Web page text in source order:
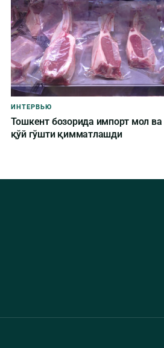
ИНТЕРВЬЮ
Тошкент бозорида импорт мол ва
қўй гўшти қимматлашди